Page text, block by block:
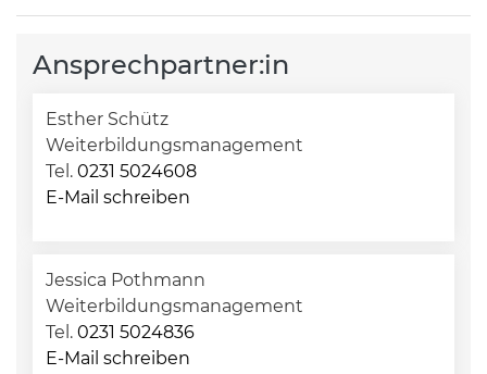
Ansprechpartner:in
Esther Schütz
Weiterbildungsmanagement
Tel. 0231 5024608
E-Mail schreiben
Jessica Pothmann
Weiterbildungsmanagement
Tel. 0231 5024836
E-Mail schreiben